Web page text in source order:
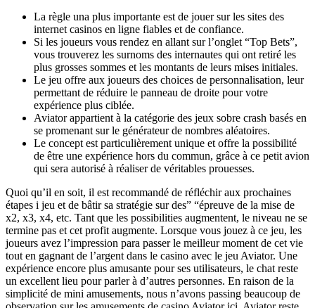
La règle una plus importante est de jouer sur les sites des
internet casinos en ligne fiables et de confiance.
Si les joueurs vous rendez en allant sur l’onglet “Top Bets”,
vous trouverez les surnoms des internautes qui ont retiré les
plus grosses sommes et les montants de leurs mises initiales.
Le jeu offre aux joueurs des choices de personnalisation, leur
permettant de réduire le panneau de droite pour votre
expérience plus ciblée.
Aviator appartient à la catégorie des jeux sobre crash basés en
se promenant sur le générateur de nombres aléatoires.
Le concept est particulièrement unique et offre la possibilité
de être une expérience hors du commun, grâce à ce petit avion
qui sera autorisé à réaliser de véritables prouesses.
Quoi qu’il en soit, il est recommandé de réfléchir aux prochaines
étapes i jeu et de bâtir sa stratégie sur des” “épreuve de la mise de
x2, x3, x4, etc. Tant que les possibilities augmentent, le niveau ne se
termine pas et cet profit augmente. Lorsque vous jouez à ce jeu, les
joueurs avez l’impression para passer le meilleur moment de cet vie
tout en gagnant de l’argent dans le casino avec le jeu Aviator. Une
expérience encore plus amusante pour ses utilisateurs, le chat reste
un excellent lieu pour parler à d’autres personnes. En raison de la
simplicité de mini amusements, nous n’avons passing beaucoup de